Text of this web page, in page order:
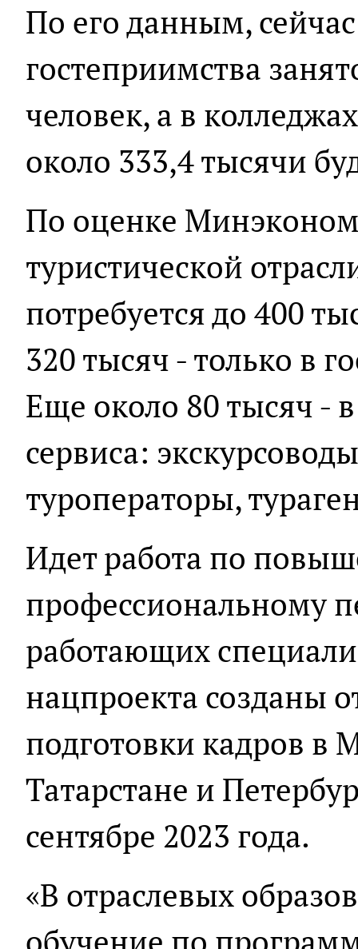
По его данным,
гостеприимства
человек, а в
около 333,4 тысячи
По оценке
туристической
потребуется до 400
320 тысяч - только в
Еще около 80 тысяч -
сервиса:
туроператоры,
Идет работа по
профессиональному
работающих
нацпроекта созданы
подготовки кадров в
Татарстане и
сентябре 2023 года.
«В отраслевых